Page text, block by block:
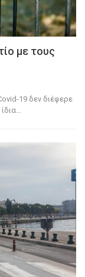
με τους
19 δεν διέφερε
…